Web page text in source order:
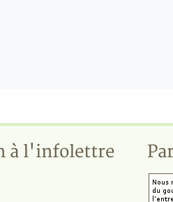
à l'infolettre